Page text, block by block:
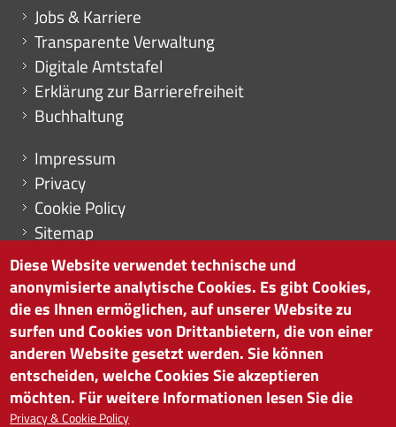
Mini menu di servizio
Jobs & Karriere
Transparente Verwaltung
Digitale Amtstafel
Erklärung zur Barrierefreiheit
Buchhaltung
Menu footer
Impressum
Privacy
Cookie Policy
Sitemap
Cookie-Einstellungen
HANDELSKAMMER BOZEN
Südtiroler Straße 60 | I-39100 Bozen
Tel. 0471 945 511 |info@handelskammer.bz.it
MwSt.-Nr.: 00376420212
Diese Website verwendet technische und
anonymisierte analytische Cookies. Es gibt Cookies,
die es Ihnen ermöglichen, auf unserer Website zu
surfen und Cookies von Drittanbietern, die von einer
anderen Website gesetzt werden. Sie können
entscheiden, welche Cookies Sie akzeptieren
möchten. Für weitere Informationen lesen Sie die
Privacy & Cookie Policy